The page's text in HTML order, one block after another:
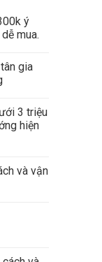
ý
mua.
gia
3 triệu
hiện
và vận